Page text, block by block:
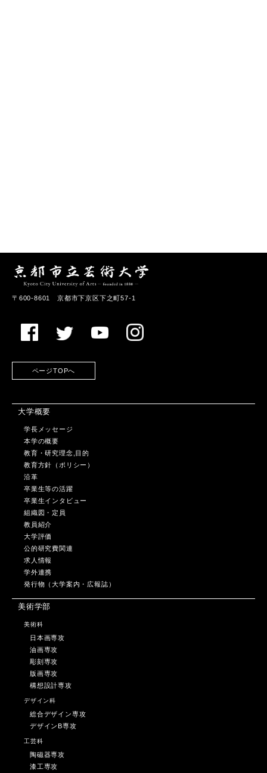
〒600-8601 京都市下京区下之町57-1
ページTOPへ
大学概要
学長メッセージ
本学の概要
教育・研究理念,目的
教育方針（ポリシー）
沿革
卒業生等の活躍
卒業生インタビュー
組織図・定員
教員紹介
大学評価
公的研究費関連
求人情報
学外連携
発行物（大学案内・広報誌）
美術学部
美術科
日本画専攻
油画専攻
彫刻専攻
版画専攻
構想設計専攻
デザイン科
総合デザイン専攻
デザインB専攻
工芸科
陶磁器専攻
漆工専攻